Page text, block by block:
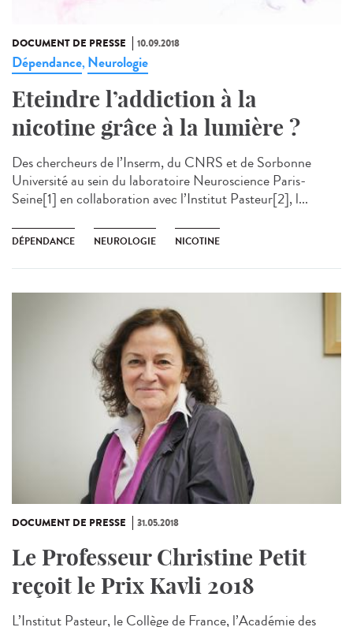
DOCUMENT DE PRESSE 10.09.2018
Dépendance, Neurologie
Eteindre l’addiction à la
nicotine grâce à la lumière ?
Des chercheurs de l’Inserm, du CNRS et de Sorbonne
Université au sein du laboratoire Neuroscience Paris-
Seine[1] en collaboration avec l’Institut Pasteur[2], l...
DÉPENDANCE NEUROLOGIE NICOTINE
DOCUMENT DE PRESSE 31.05.2018
Le Professeur Christine Petit
reçoit le Prix Kavli 2018
L’Institut Pasteur, le Collège de France, l’Académie des